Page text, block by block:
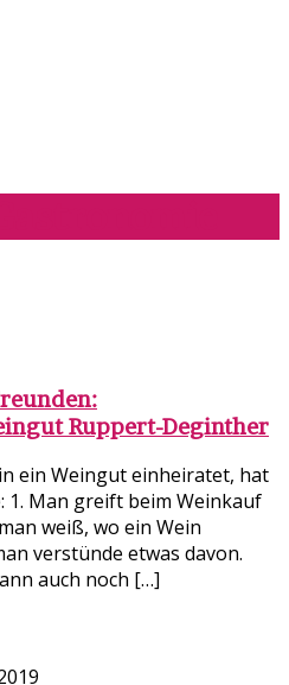
Ruppert-Deginther
ein Weingut einheiratet, hat
1. Man greift beim Weinkauf
weiß, wo ein Wein
verstünde etwas davon.
auch noch […]